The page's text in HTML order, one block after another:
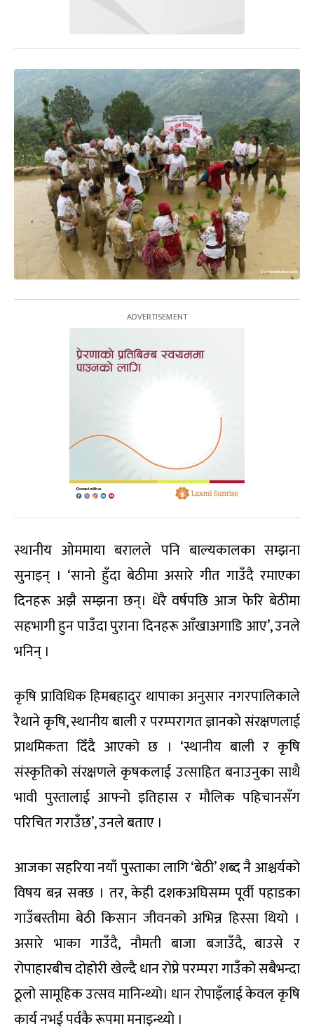
स्थानीय ओममाया बरालले पनि बाल्यकालका सम्झना
सुनाइन् । ‘सानो हुँदा बेठीमा असारे गीत गाउँदै रमाएका
दिनहरू अझै सम्झना छन्। धेरै वर्षपछि आज फेरि बेठीमा
सहभागी हुन पाउँदा पुराना दिनहरू आँखाअगाडि आए’, उनले
भनिन् ।
कृषि प्राविधिक हिमबहादुर थापाका अनुसार नगरपालिकाले
रैथाने कृषि, स्थानीय बाली र परम्परागत ज्ञानको संरक्षणलाई
प्राथमिकता दिँदै आएको छ । ‘स्थानीय बाली र कृषि
संस्कृतिको संरक्षणले कृषकलाई उत्साहित बनाउनुका साथै
भावी पुस्तालाई आफ्नो इतिहास र मौलिक पहिचानसँग
परिचित गराउँछ’, उनले बताए ।
आजका सहरिया नयाँ पुस्ताका लागि ‘बेठी’ शब्द नै आश्चर्यको
विषय बन्न सक्छ । तर, केही दशकअघिसम्म पूर्वी पहाडका
गाउँबस्तीमा बेठी किसान जीवनको अभिन्न हिस्सा थियो ।
असारे भाका गाउँदै, नौमती बाजा बजाउँदै, बाउसे र
रोपाहारबीच दोहोरी खेल्दै धान रोप्ने परम्परा गाउँको सबैभन्दा
ठूलो सामूहिक उत्सव मानिन्थ्यो। धान रोपाइँलाई केवल कृषि
कार्य नभई पर्वकै रूपमा मनाइन्थ्यो ।